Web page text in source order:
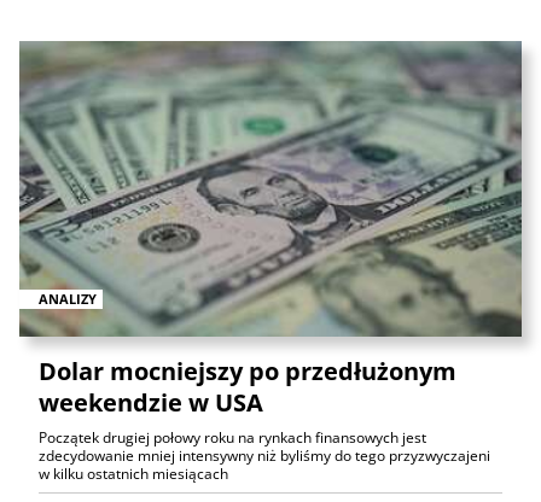
ANALIZY
Dolar mocniejszy po przedłużonym
weekendzie w USA
Początek drugiej połowy roku na rynkach finansowych jest
zdecydowanie mniej intensywny niż byliśmy do tego przyzwyczajeni
w kilku ostatnich miesiącach